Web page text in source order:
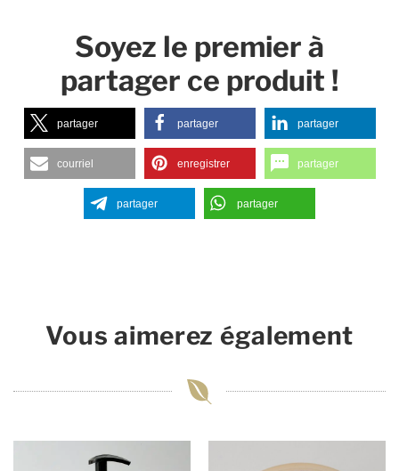
Soyez le premier à
partager ce produit !
partager partager partager
courriel enregistrer partager
partager partager
Vous aimerez également